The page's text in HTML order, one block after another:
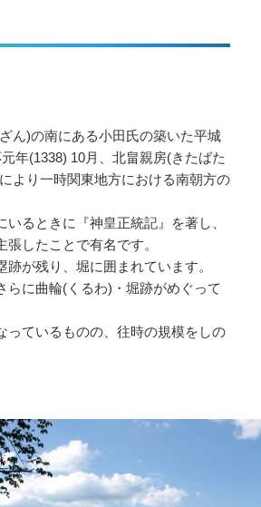
ん)の南にある小田氏の築いた平城
年(1338) 10月、北畠親房(きたばた
より一時関東地方における南朝方の
いるときに『神皇正統記』を著し、
したことで有名です。
跡が残り、堀に囲まれています。
らに曲輪(くるわ)・堀跡がめぐって
っているものの、往時の規模をしの